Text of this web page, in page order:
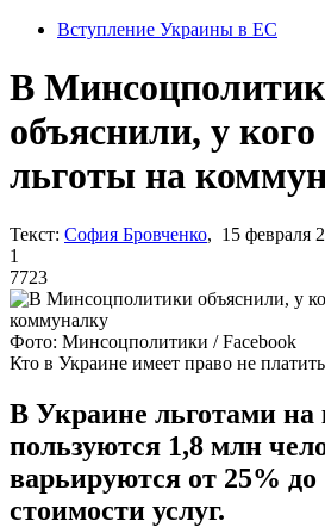
Вступление Украины в ЕС
В
объяснили, у
льготы на
Текст: София Бровченко, 15 февраля
1
7723
Фото: Минсоцполитики / Facebook
Кто в Украине имеет право не
В Украине льготами
пользуются 1,8 млн
варьируются от 25% до
стоимости услуг.